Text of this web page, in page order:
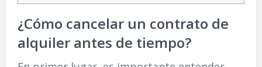
¿Cómo cancelar un contrato de
alquiler antes de tiempo?